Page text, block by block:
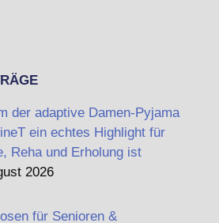
der adaptive Damen-Pyjama
ein echtes Highlight für
Reha und Erholung ist
2026
für Senioren &